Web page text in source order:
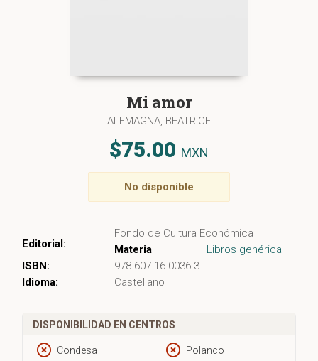
Mi amor
ALEMAGNA, BEATRICE
$75.00 MXN
No disponible
Editorial:
Fondo de Cultura Económica
Materia
Libros genérica
ISBN:
978-607-16-0036-3
Idioma:
Castellano
DISPONIBILIDAD EN CENTROS
Condesa Polanco